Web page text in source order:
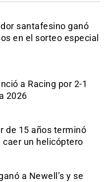
santafesino ganó
en el sorteo especial
a Racing por 2-1
2026
de 15 años terminó
un helicóptero
a Newell’s y se